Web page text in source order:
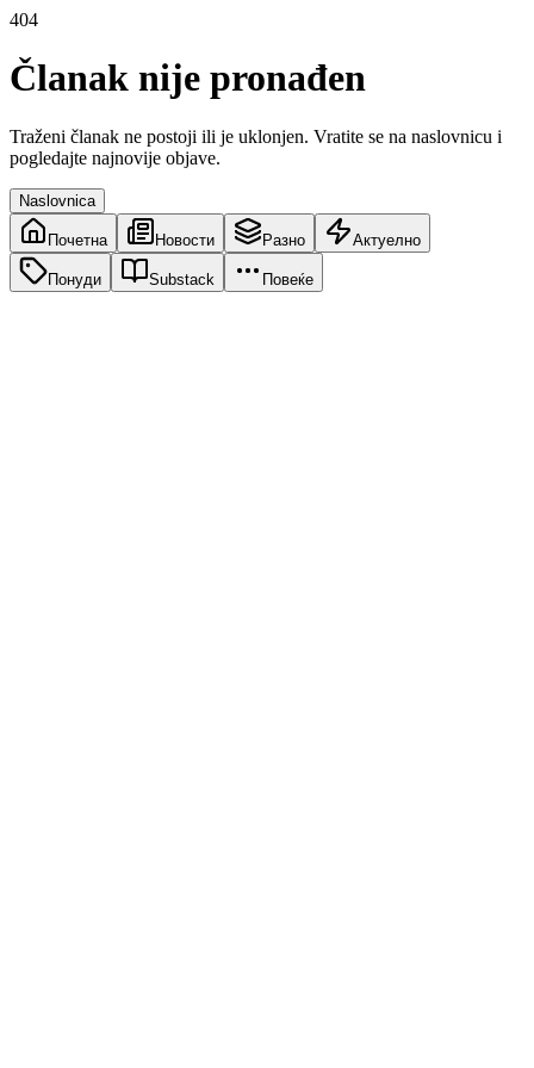
404
Članak nije pronađen
Traženi članak ne postoji ili je uklonjen. Vratite se na naslovnicu i
pogledajte najnovije objave.
Naslovnica
Почетна Новости Разно Актуелно
Понуди Substack Повеќе